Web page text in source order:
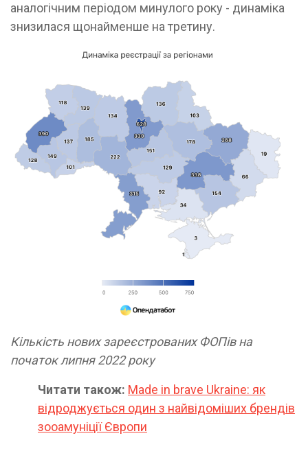
аналогічним періодом минулого року - динаміка
знизилася щонайменше на третину.
Кількість нових зареєстрованих ФОПів на
початок липня 2022 року
Читати також: Made in brave Ukraine: як
відроджується один з найвідоміших брендів
зооамуніції Європи